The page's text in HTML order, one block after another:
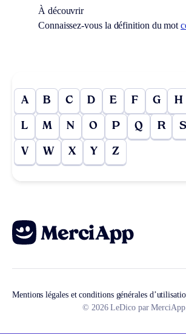
À découvrir
Connaissez-vous la définition du mot
A B C D E F G H
L M N O P Q R S
V W X Y Z
Mentions légales et conditions générales
© 2026 LeDico par MerciApp.